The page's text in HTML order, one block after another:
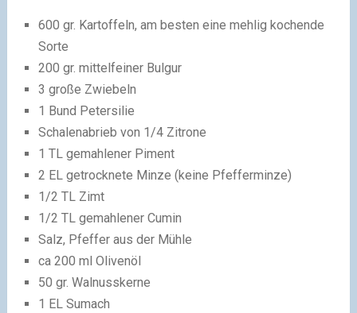
600 gr. Kartoffeln, am besten eine mehlig kochende
Sorte
200 gr. mittelfeiner Bulgur
3 große Zwiebeln
1 Bund Petersilie
Schalenabrieb von 1/4 Zitrone
1 TL gemahlener Piment
2 EL getrocknete Minze (keine Pfefferminze)
1/2 TL Zimt
1/2 TL gemahlener Cumin
Salz, Pfeffer aus der Mühle
ca 200 ml Olivenöl
50 gr. Walnusskerne
1 EL Sumach